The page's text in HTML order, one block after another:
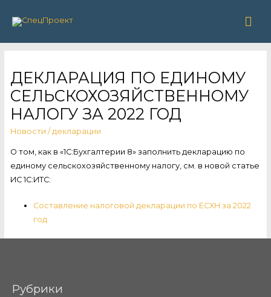
ДЕКЛАРАЦИЯ ПО ЕДИНОМУ
СЕЛЬСКОХОЗЯЙСТВЕННОМУ
НАЛОГУ ЗА 2022 ГОД
Новости / декларации
О том, как в «1С:Бухгалтерии 8» заполнить декларацию по
единому сельскохозяйственному налогу, см. в новой статье
ИС 1С:ИТС:
Составление налоговой декларации по ЕСХН за 2022
год
Рубрики